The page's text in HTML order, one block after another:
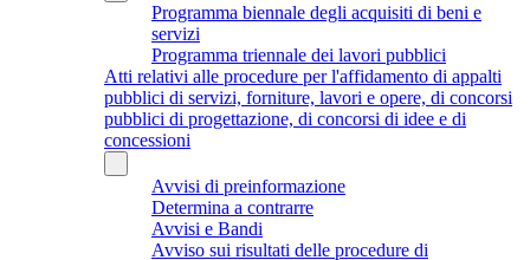
Programma biennale degli acquisiti di beni e
servizi
Programma triennale dei lavori pubblici
Atti relativi alle procedure per l'affidamento di appalti
pubblici di servizi, forniture, lavori e opere, di concorsi
pubblici di progettazione, di concorsi di idee e di
concessioni
Avvisi di preinformazione
Determina a contrarre
Avvisi e Bandi
Avviso sui risultati delle procedure di